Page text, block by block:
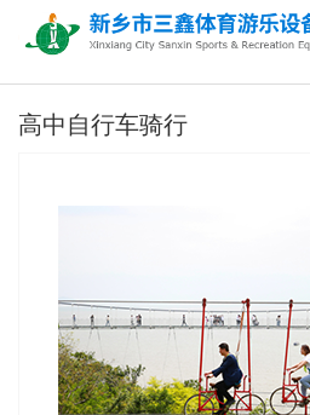
高中自行车骑行